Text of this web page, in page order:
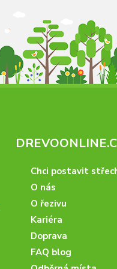
Chci postavit
O nás
O řezivu
Kariéra
Doprava
FAQ blog